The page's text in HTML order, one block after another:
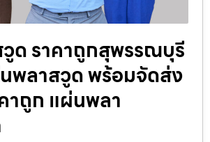
ด ราคาถูกสุพรรณบุรี
พลาสวูด พร้อมจัดส่ง
าถูก แผ่นพลา